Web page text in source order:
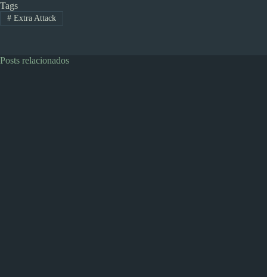
Tags
#Extra Attack
Posts relacionados